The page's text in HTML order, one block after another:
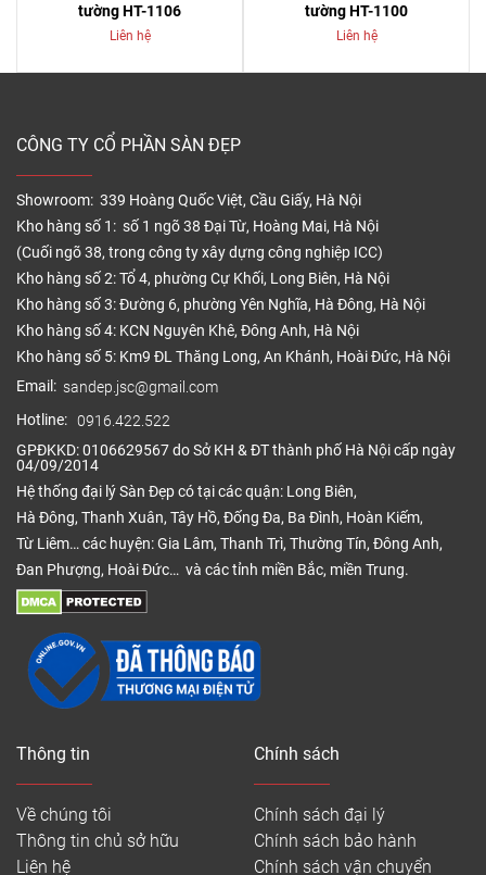
tường HT-1106
Liên hệ
tường HT-1100
Liên hệ
CÔNG TY CỔ PHẦN SÀN ĐẸP
Showroom: 339 Hoàng Quốc Việt, Cầu Giấy, Hà Nội
Kho hàng số 1: số 1 ngõ 38 Đại Từ, Hoàng Mai, Hà Nội
(Cuối ngõ 38, trong công ty xây dựng công nghiệp ICC)
Kho hàng số 2: Tổ 4, phường Cự Khối, Long Biên, Hà Nội
Kho hàng số 3: Đường 6, phường Yên Nghĩa, Hà Đông, Hà Nội
Kho hàng số 4: KCN Nguyên Khê, Đông Anh, Hà Nội
Kho hàng số 5: Km9 ĐL Thăng Long, An Khánh, Hoài Đức, Hà Nội
Email: sandep.jsc@gmail.com
Hotline: 0916.422.522
GPĐKKD: 0106629567 do Sở KH & ĐT thành phố Hà Nội cấp ngày
04/09/2014
Hệ thống đại lý Sàn Đẹp có tại các quận: Long Biên,
Hà Đông, Thanh Xuân, Tây Hồ, Đống Đa, Ba Đình, Hoàn Kiếm,
Từ Liêm… các huyện: Gia Lâm, Thanh Trì, Thường Tín, Đông Anh,
Đan Phượng, Hoài Đức… và các tỉnh miền Bắc, miền Trung.
Thông tin
Về chúng tôi
Thông tin chủ sở hữu
Liên hệ
Chính sách
Chính sách đại lý
Chính sách bảo hành
Chính sách vận chuyển